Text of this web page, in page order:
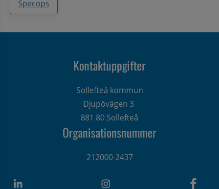
Specops
Kontaktuppgifter
Sollefteå kommun
Djupövägen 3
881 80 Sollefteå
Organisationsnummer
212000-2437